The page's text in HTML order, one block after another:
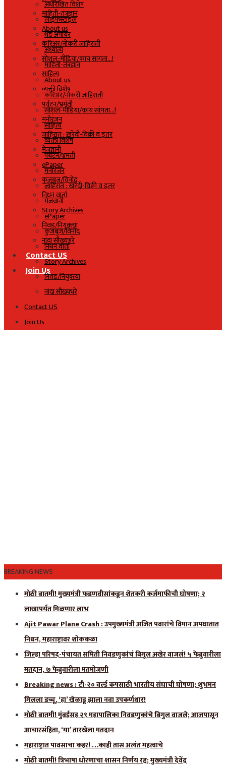
माहिती-तंत्रज्ञान
About us
करिअर/नोकरी जाहिराती
सोशल-मीडिया/काय सांगता…!
साहित्य
व्यक्ती विशेष
पर्यटन/भ्रमंती
मनोरंजन
जाहिरात : खरेदी-विक्री व इतर
मेजवानी
ePaper
कुजबुज/विनोद
निधन वार्ता
Story Archives
निवड/नियुक्त्या
नांदा सौख्यभरे
Contact US
Join Us
अधोरेखित विशेष
लाइफस्टाइल
थर्ड अंपायर
अध्यात्म
माहिती-तंत्रज्ञान
About us
करिअर/नोकरी जाहिराती
सोशल-मीडिया/काय सांगता…!
साहित्य
व्यक्ती विशेष
पर्यटन/भ्रमंती
मनोरंजन
जाहिरात : खरेदी-विक्री व इतर
मेजवानी
ePaper
कुजबुज/विनोद
निधन वार्ता
Story Archives
निवड/नियुक्त्या
नांदा सौख्यभरे
Contact US
Join Us
BREAKING NEWS
मोठी बातमी! मुख्यमंत्री फडणवीसांकडून शेतकरी कर्जमाफीची घोषणा; २
लाखापर्यंत मिळणार लाभ
Ajit Pawar Plane Crash : उपमुख्यमंत्री अजित पवारांचे विमान अपघातात
निधन, महाराष्ट्रावर शोककळा
जिल्हा परिषद-पंचायत समिती निवडणुकांचं बिगूल अखेर वाजलं! ५ फेब्रुवारीला
मतदान, ७ फेब्रुवारीला मतमोजणी
Breaking news : टी-२० वर्ल्ड कपसाठी भारतीय संघाची घोषणा; शुभमन
गिलला डच्चू, ‘हा’ खेळाडू झाला नवा उपकर्णधार!
मोठी बातमी! मुंबईसह २९ महापालिका निवडणुकांचे बिगुल वाजले; आजपासून
आचारसंहिता, ‘या’ तारखेला मतदान
महाराष्ट्रात पावसाचा कहर! …काही तास अत्यंत महत्वाचे
मोठी बातमी! त्रिभाषा धोरणाचा शासन निर्णय रद्द; मुख्यमंत्री देवेंद्र